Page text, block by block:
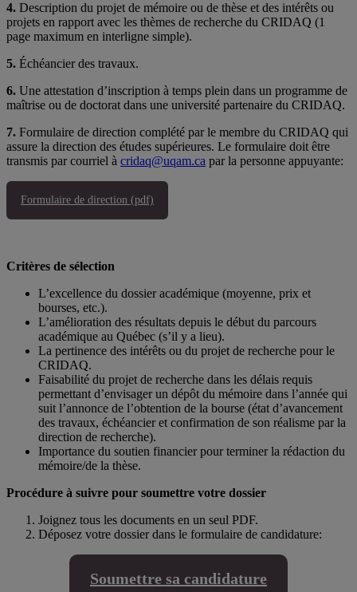
4. Description du projet de mémoire ou de thèse et des intérêts ou
projets en rapport avec les thèmes de recherche du CRIDAQ (1
page maximum en interligne simple).
5. Échéancier des travaux.
6. Une attestation d’inscription à temps plein dans un programme de
maîtrise ou de doctorat dans une université partenaire du CRIDAQ.
7. Formulaire de direction complété par le membre du CRIDAQ qui
assure la direction des études supérieures. Le formulaire doit être
transmis par courriel à cridaq@uqam.ca par la personne appuyante:
Formulaire de direction (pdf)
Critères de sélection
L’excellence du dossier académique (moyenne, prix et
bourses, etc.).
L’amélioration des résultats depuis le début du parcours
académique au Québec (s’il y a lieu).
La pertinence des intérêts ou du projet de recherche pour le
CRIDAQ.
Faisabilité du projet de recherche dans les délais requis
permettant d’envisager un dépôt du mémoire dans l’année qui
suit l’annonce de l’obtention de la bourse (état d’avancement
des travaux, échéancier et confirmation de son réalisme par la
direction de recherche).
Importance du soutien financier pour terminer la rédaction du
mémoire/de la thèse.
Procédure à suivre pour soumettre votre dossier
Joignez tous les documents en un seul PDF.
Déposez votre dossier dans le formulaire de candidature:
Soumettre sa candidature